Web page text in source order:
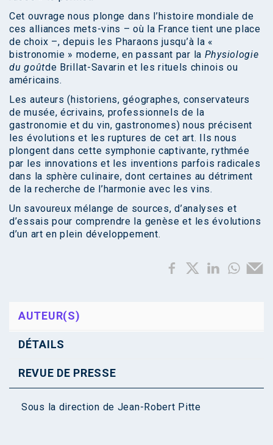
Cet ouvrage nous plonge dans l’histoire mondiale de
ces alliances mets-vins – où la France tient une place
de choix –, depuis les Pharaons jusqu’à la «
bistronomie » moderne, en passant par la Physiologie
du goûtde Brillat-Savarin et les rituels chinois ou
américains.
Les auteurs (historiens, géographes, conservateurs
de musée, écrivains, professionnels de la
gastronomie et du vin, gastronomes) nous précisent
les évolutions et les ruptures de cet art. Ils nous
plongent dans cette symphonie captivante, rythmée
par les innovations et les inventions parfois radicales
dans la sphère culinaire, dont certaines au détriment
de la recherche de l’harmonie avec les vins.
Un savoureux mélange de sources, d’analyses et
d’essais pour comprendre la genèse et les évolutions
d’un art en plein développement.
AUTEUR(S)
DÉTAILS
REVUE DE PRESSE
Sous la direction de Jean-Robert Pitte